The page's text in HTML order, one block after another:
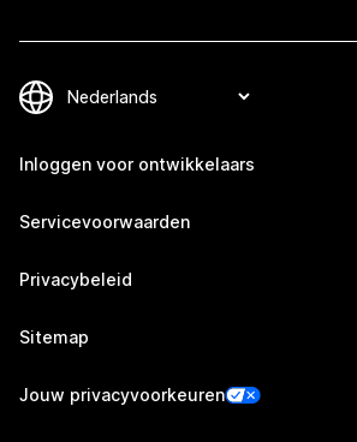
Inloggen voor ontwikkelaars
Servicevoorwaarden
Privacybeleid
Sitemap
Jouw privacyvoorkeuren